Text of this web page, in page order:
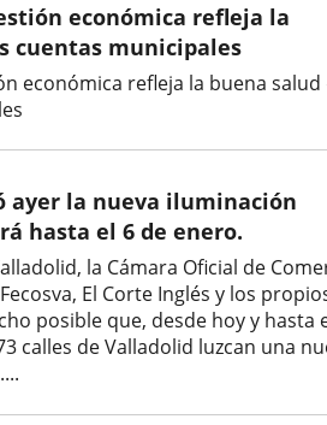
económica refleja la
cuentas municipales
económica refleja la buena salud
ayer la nueva iluminación
hasta el 6 de enero.
la Cámara Oficial de
El Corte Inglés y los
posible que, desde hoy y hasta
calles de Valladolid luzcan una